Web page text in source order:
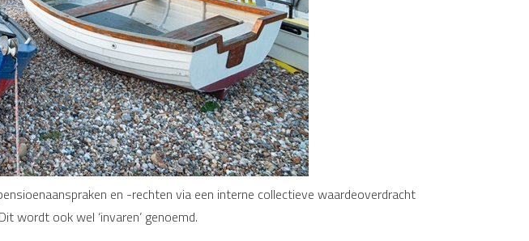
en -rechten via een interne collectieve waardeoverdracht
wordt ook wel ‘invaren’ genoemd.